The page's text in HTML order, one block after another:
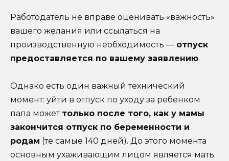
Работодатель не вправе оценивать «важность»
вашего желания или ссылаться на
производственную необходимость — отпуск
предоставляется по вашему заявлению.
Однако есть один важный технический
момент: уйти в отпуск по уходу за ребенком
папа может только после того, как у мамы
закончится отпуск по беременности и
родам (те самые 140 дней). До этого момента
основным ухаживающим лицом является мать.